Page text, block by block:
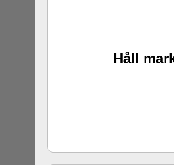
Håll